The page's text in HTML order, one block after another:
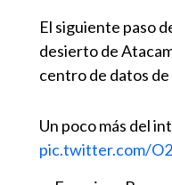
El siguiente paso
desierto de
centro de datos de
Un poco más del
pic.twitter.com/